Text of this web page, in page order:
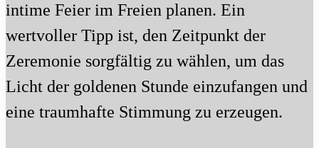
intime Feier im Freien planen. Ein
wertvoller Tipp ist, den Zeitpunkt der
Zeremonie sorgfältig zu wählen, um das
Licht der goldenen Stunde einzufangen und
eine traumhafte Stimmung zu erzeugen.